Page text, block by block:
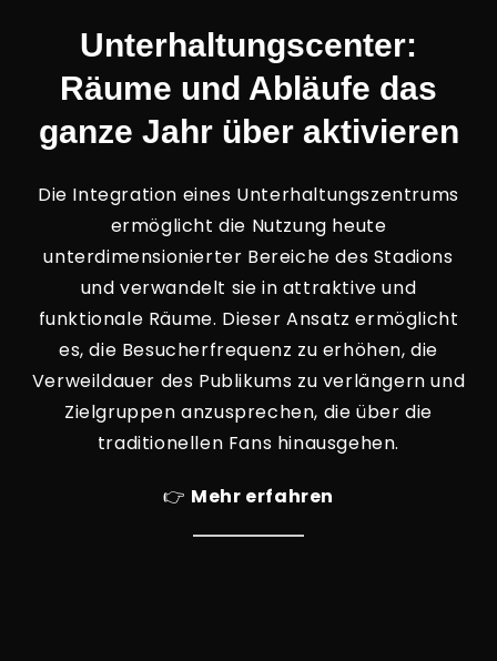
Unterhaltungscenter:
Räume und Abläufe das
ganze Jahr über aktivieren
Die Integration eines Unterhaltungszentrums
ermöglicht die Nutzung heute
unterdimensionierter Bereiche des Stadions
und verwandelt sie in attraktive und
funktionale Räume. Dieser Ansatz ermöglicht
es, die Besucherfrequenz zu erhöhen, die
Verweildauer des Publikums zu verlängern und
Zielgruppen anzusprechen, die über die
traditionellen Fans hinausgehen.
👉 Mehr erfahren